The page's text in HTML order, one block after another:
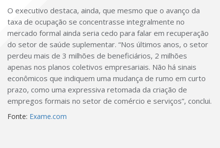
O executivo destaca, ainda, que mesmo que o avanço da
taxa de ocupação se concentrasse integralmente no
mercado formal ainda seria cedo para falar em recuperação
do setor de saúde suplementar. “Nos últimos anos, o setor
perdeu mais de 3 milhões de beneficiários, 2 milhões
apenas nos planos coletivos empresariais. Não há sinais
econômicos que indiquem uma mudança de rumo em curto
prazo, como uma expressiva retomada da criação de
empregos formais no setor de comércio e serviços”, conclui.
Fonte: Exame.com